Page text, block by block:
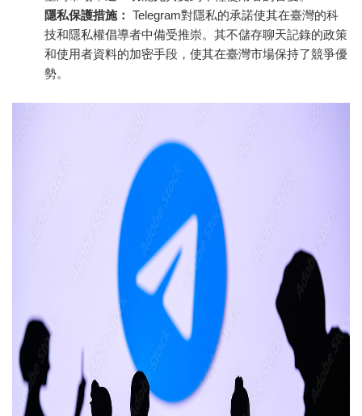
隱私保護措施： Telegram對隱私的承諾使其在臺灣的科
技和隱私權倡導者中備受推崇。其不儲存聊天記錄的政策
和使用者資料的加密手段，使其在臺灣市場保持了競爭優
勢。